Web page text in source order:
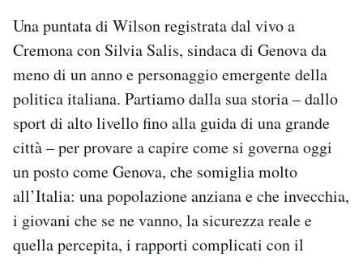
Una puntata di Wilson registrata dal vivo a
Cremona con Silvia Salis, sindaca di Genova da
meno di un anno e personaggio emergente della
politica italiana. Partiamo dalla sua storia – dallo
sport di alto livello fino alla guida di una grande
città – per provare a capire come si governa oggi
un posto come Genova, che somiglia molto
all’Italia: una popolazione anziana e che invecchia,
i giovani che se ne vanno, la sicurezza reale e
quella percepita, i rapporti complicati con il